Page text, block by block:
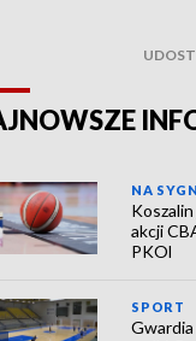
NA
akcji
PKOl
SPORT